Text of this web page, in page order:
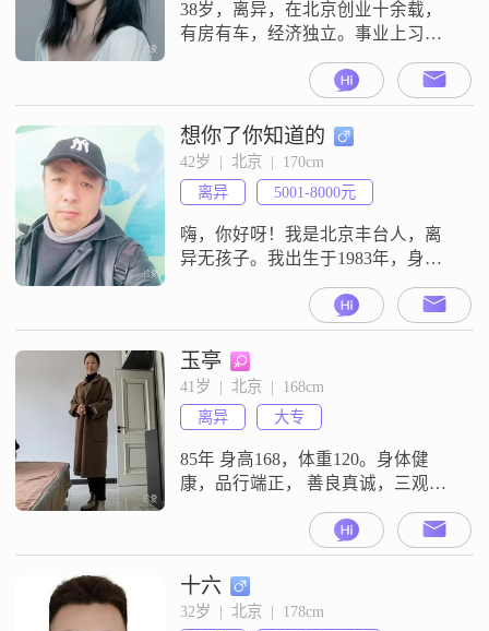
38岁，离异，在北京创业十余载，
有房有车，经济独立。事业上习惯
生的柔软，内心期待一份舒服踏实
的亲密关系。希望遇见的你：身高
180cm及以上，外形看着清爽舒服，
颜控，眼缘很重要；月收入5w+。两
种类型都很心动：要么事业能力突
出，格局眼界开阔，可以在认知上
引领我，我们并肩成长；要么是细
腻暖心的
想你了你知道的
42岁  |  北京  |  170cm
离异
5001-8000元
嗨，你好呀！我是北京丰台人，离
异无孩子。我出生于1983年，身高
信内在的品质比外在的身高更重
要。我目前月收入在5001-8000元之
间，虽然不算特别富裕，但我能够
自给自足，并且有一定的经济基础
来规划未来。我毕业于大学本科，
受过良好的教育，这让我更加懂得
如何与人相处，如何处理生活中的
各
玉亭
41岁  |  北京  |  168cm
离异
大专
85年 身高168，体重120。身体健
康，品行端正， 善良真诚，三观
房。希望找一个有责任心 三观正 人
品好 情绪稳定 有趣的人为伴 。不是
会员带锁的消息看不了。
十六
32岁  |  北京  |  178cm